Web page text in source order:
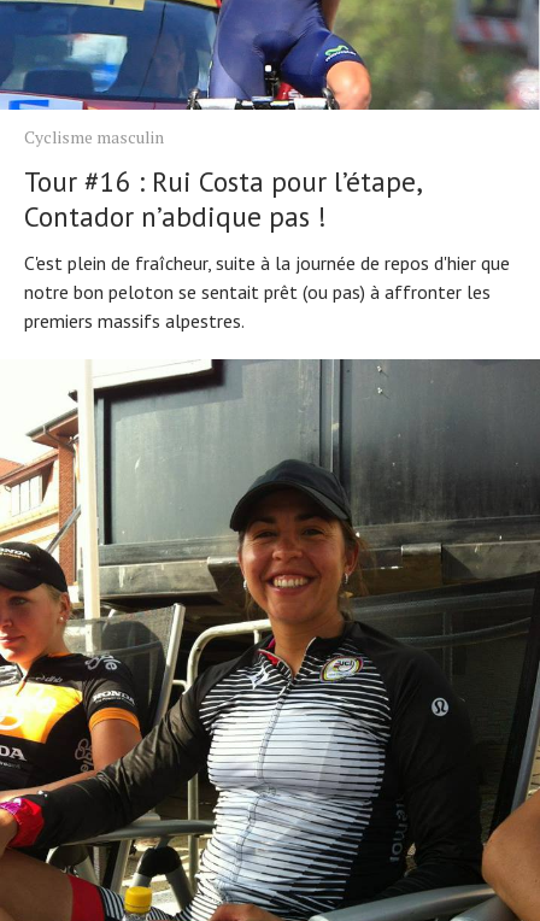
Cyclisme masculin
Tour #16 : Rui Costa pour l’étape,
Contador n’abdique pas !
C'est plein de fraîcheur, suite à la journée de repos d'hier que
notre bon peloton se sentait prêt (ou pas) à affronter les
premiers massifs alpestres.
Actualités
Tests de produits
Conseils
Tendances
À propos